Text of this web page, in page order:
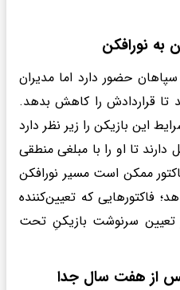
به نورافکن
حضور دارد اما مدیران
تا قراردادش را کاهش بدهد.
این بازیکن را زیر نظر دارد
دارند تا او را با مبلغی منطقی
ممکن است مسیر نورافکن
فاکتورهایی که تعیین‌کننده
تعیین سرنوشت بازیکنِ تحت
از هفت سال جدا